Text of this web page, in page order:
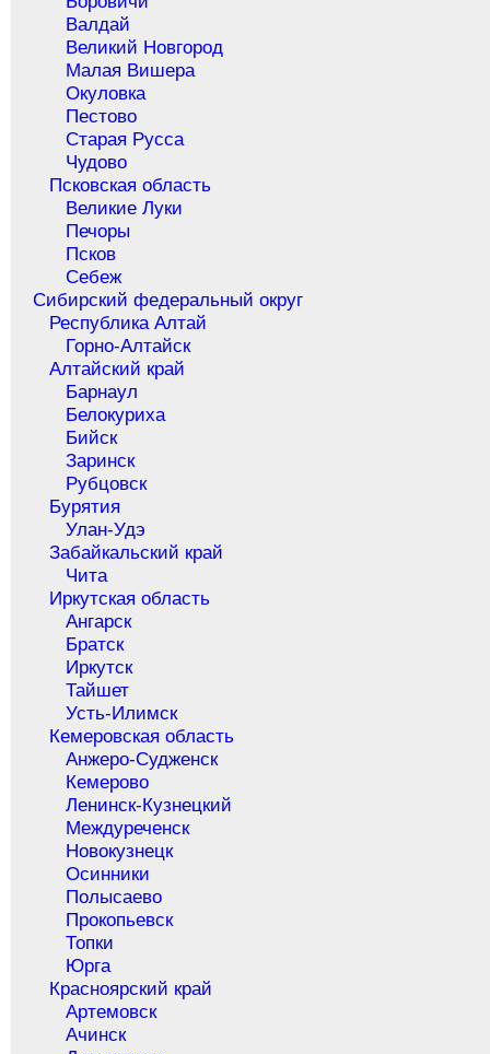
Валдай
Великий Новгород
Малая Вишера
Окуловка
Пестово
Старая Русса
Чудово
Псковская область
Великие Луки
Печоры
Псков
Себеж
Сибирский федеральный округ
Республика Алтай
Горно-Алтайск
Алтайский край
Барнаул
Белокуриха
Бийск
Заринск
Рубцовск
Бурятия
Улан-Удэ
Забайкальский край
Чита
Иркутская область
Ангарск
Братск
Иркутск
Тайшет
Усть-Илимск
Кемеровская область
Анжеро-Судженск
Кемерово
Ленинск-Кузнецкий
Междуреченск
Новокузнецк
Осинники
Полысаево
Прокопьевск
Топки
Юрга
Красноярский край
Артемовск
Ачинск